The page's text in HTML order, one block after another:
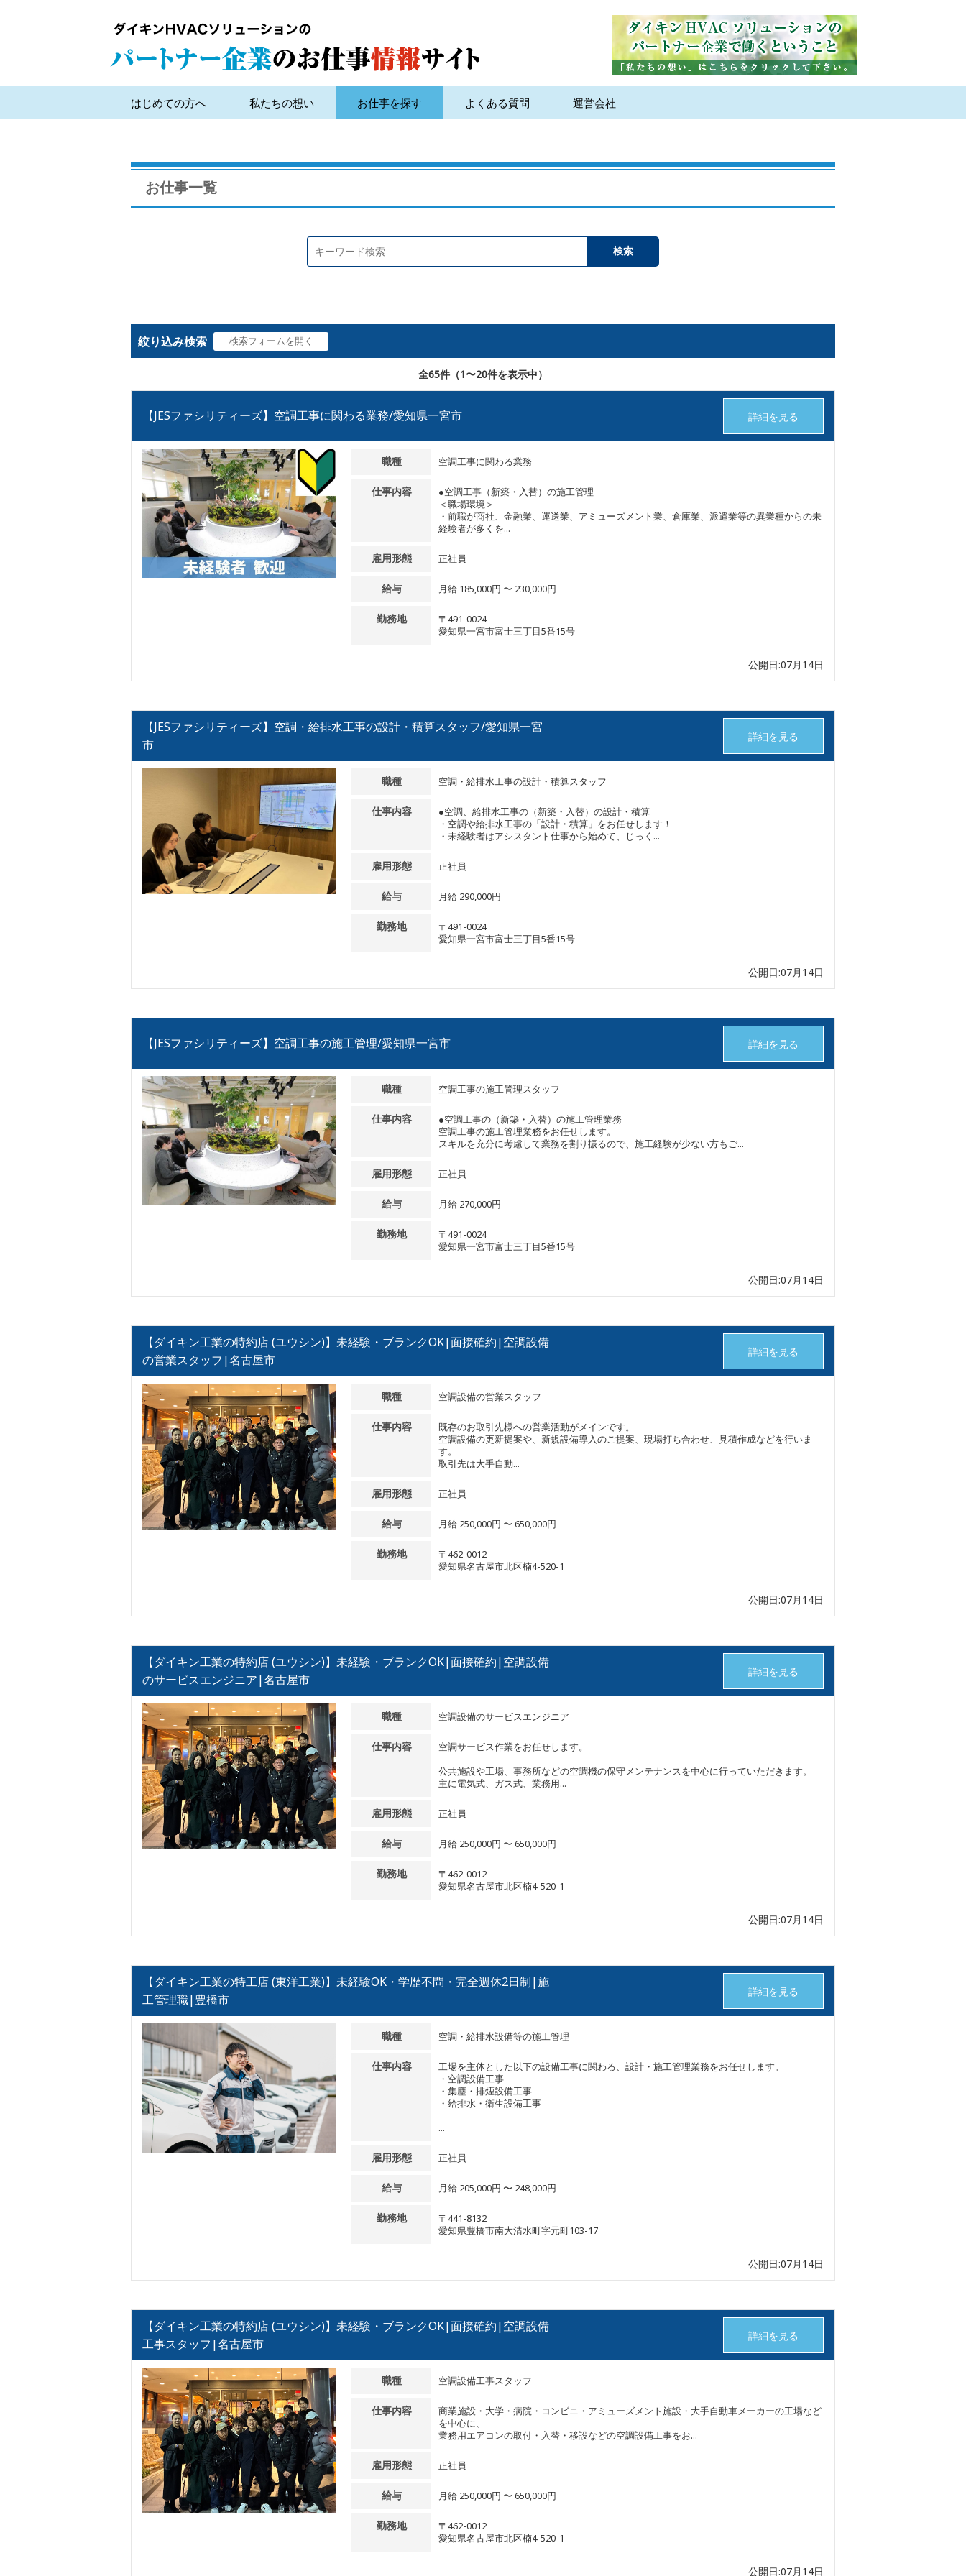
はじめての方へ 私たちの想い お仕事を探す よくある質問 運営会社
お仕事一覧
絞り込み検索
全65件（1〜20件を表示中）
【JESファシリティーズ】空調工事に関わる業務/愛知県一宮市 詳細を見る
職種 空調工事に関わる業務
仕事内容
●空調工事（新築・入替）の施工管理
＜職場環境＞
・前職が商社、金融業、運送業、アミューズメント業、倉庫業、派遣業等の異業種からの未
経験者が多くを...
雇用形態 正社員
給与 月給 185,000円 〜 230,000円
勤務地
〒491-0024
愛知県一宮市富士三丁目5番15号
公開日:07月14日
【JESファシリティーズ】空調・給排水工事の設計・積算スタッフ/愛知県一宮
市
詳細を見る
職種 空調・給排水工事の設計・積算スタッフ
仕事内容
●空調、給排水工事の（新築・入替）の設計・積算
・空調や給排水工事の「設計・積算」をお任せします！
・未経験者はアシスタント仕事から始めて、じっく...
雇用形態 正社員
給与 月給 290,000円
勤務地
〒491-0024
愛知県一宮市富士三丁目5番15号
公開日:07月14日
【JESファシリティーズ】空調工事の施工管理/愛知県一宮市 詳細を見る
職種 空調工事の施工管理スタッフ
仕事内容
●空調工事の（新築・入替）の施工管理業務
空調工事の施工管理業務をお任せします。
スキルを充分に考慮して業務を割り振るので、施工経験が少ない方もご...
雇用形態 正社員
給与 月給 270,000円
勤務地
〒491-0024
愛知県一宮市富士三丁目5番15号
公開日:07月14日
【ダイキン工業の特約店 (ユウシン)】未経験・ブランクOK|面接確約|空調設備
の営業スタッフ|名古屋市
詳細を見る
職種 空調設備の営業スタッフ
仕事内容
既存のお取引先様への営業活動がメインです。
空調設備の更新提案や、新規設備導入のご提案、現場打ち合わせ、見積作成などを行いま
す。
取引先は大手自動...
雇用形態 正社員
給与 月給 250,000円 〜 650,000円
勤務地
〒462-0012
愛知県名古屋市北区楠4-520-1
公開日:07月14日
【ダイキン工業の特約店 (ユウシン)】未経験・ブランクOK|面接確約|空調設備
のサービスエンジニア|名古屋市
詳細を見る
職種 空調設備のサービスエンジニア
仕事内容
空調サービス作業をお任せします。
公共施設や工場、事務所などの空調機の保守メンテナンスを中心に行っていただきます。
主に電気式、ガス式、業務用...
雇用形態 正社員
給与 月給 250,000円 〜 650,000円
勤務地
〒462-0012
愛知県名古屋市北区楠4-520-1
公開日:07月14日
【ダイキン工業の特工店 (東洋工業)】未経験OK・学歴不問・完全週休2日制|施
工管理職|豊橋市
詳細を見る
職種 空調・給排水設備等の施工管理
仕事内容
工場を主体とした以下の設備工事に関わる、設計・施工管理業務をお任せします。
・空調設備工事
・集塵・排煙設備工事
・給排水・衛生設備工事
...
雇用形態 正社員
給与 月給 205,000円 〜 248,000円
勤務地
〒441-8132
愛知県豊橋市南大清水町字元町103-17
公開日:07月14日
【ダイキン工業の特約店 (ユウシン)】未経験・ブランクOK|面接確約|空調設備
工事スタッフ|名古屋市
詳細を見る
職種 空調設備工事スタッフ
仕事内容
商業施設・大学・病院・コンビニ・アミューズメント施設・大手自動車メーカーの工場など
を中心に、
業務用エアコンの取付・入替・移設などの空調設備工事をお...
雇用形態 正社員
給与 月給 250,000円 〜 650,000円
勤務地
〒462-0012
愛知県名古屋市北区楠4-520-1
公開日:07月14日